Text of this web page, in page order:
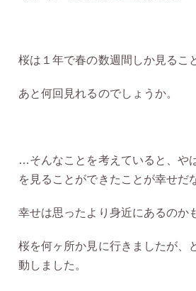
桜は１年で春の数週間しか見るこ
あと何回見れるのでしょうか。
…そんなことを考えていると、や
を見ることができたことが幸せだ
幸せは思ったより身近にあるのか
桜を何ヶ所か見に行きましたが、
動しました。